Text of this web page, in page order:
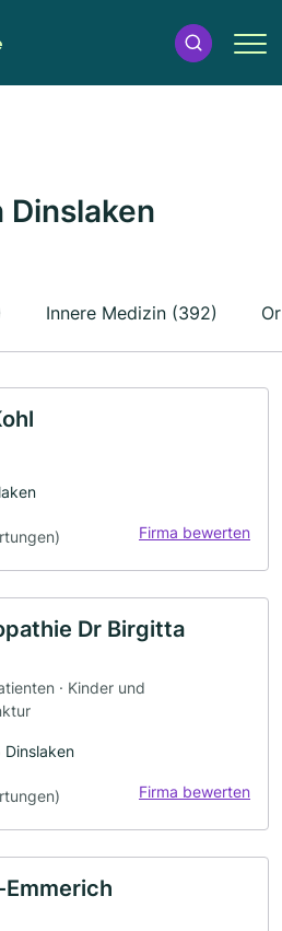
Innere Medizin (392)
Firma bewerten
Dr Birgitta
· Kinder und
Firma bewerten